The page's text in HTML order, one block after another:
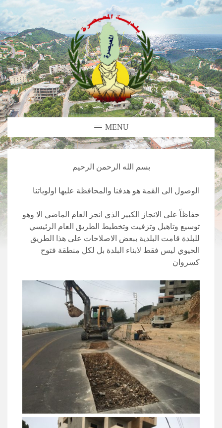
MENU
بسم الله الرحمن الرحيم
الوصول الى القمة هو هدفنا والمحافظة عليها اولوياتنا
حفاظاً على الانجاز الكبير الذي انجز العام الماضي الا وهو
توسيع وتاهيل وتزفيت وتخطيط الطريق العام الرئيسي
للبلدة قامت البلدية ببعض الاصلاحات على هذا الطريق
الحيوي ليس فقط لابناء البلدة بل لكل منطقة فتوح
كسروان